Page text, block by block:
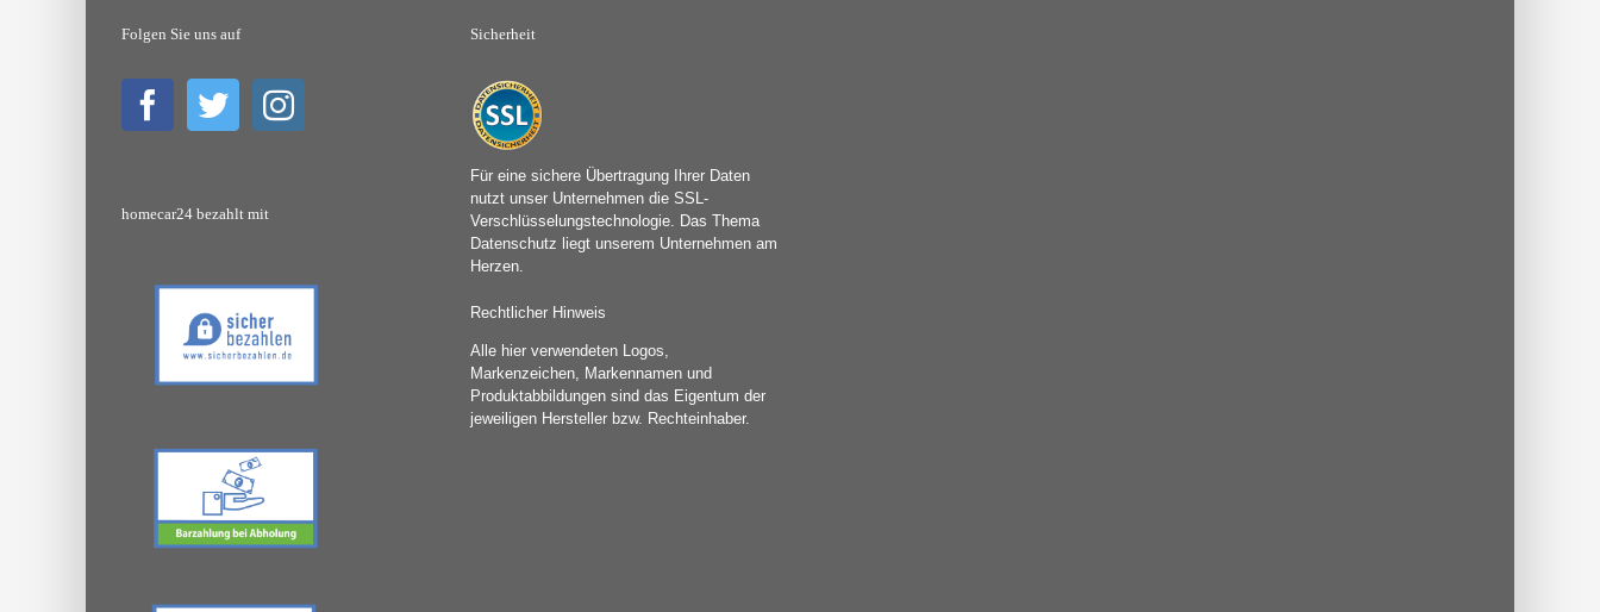
Folgen Sie uns auf
homecar24 bezahlt mit
Sicherheit
Für eine sichere Übertragung Ihrer Daten
nutzt unser Unternehmen die SSL-
Verschlüsselungstechnologie. Das Thema
Datenschutz liegt unserem Unternehmen am
Herzen.
Rechtlicher Hinweis
Alle hier verwendeten Logos,
Markenzeichen, Markennamen und
Produktabbildungen sind das Eigentum der
jeweiligen Hersteller bzw. Rechteinhaber.